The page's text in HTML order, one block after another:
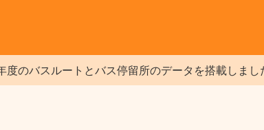
のバスルートとバス停留所のデータを搭載しまし